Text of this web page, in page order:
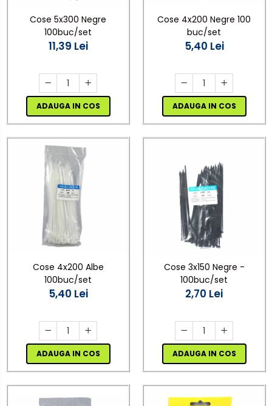
Cose 5x300 Negre
100buc/set
11,39 Lei
ADAUGA IN COS
Cose 4x200 Negre 100
buc/set
5,40 Lei
ADAUGA IN COS
Cose 4x200 Albe
100buc/set
5,40 Lei
ADAUGA IN COS
Cose 3x150 Negre -
100buc/set
2,70 Lei
ADAUGA IN COS